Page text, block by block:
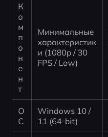
К
о
м
п
о
н
е
н
т
Минимальные
характеристик
и (1080p / 30
FPS / Low)
О
С
Windows 10 /
11 (64-bit)